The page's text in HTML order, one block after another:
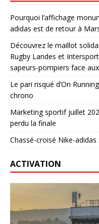
Pourquoi l’affichage
adidas est de retour à
Découvrez le maillot
Rugby Landes et
sapeurs-pompiers face
Le pari risqué d’On
chrono
Marketing sportif juillet
perdu la finale
Chassé-croisé Nike-
ACTIVATION